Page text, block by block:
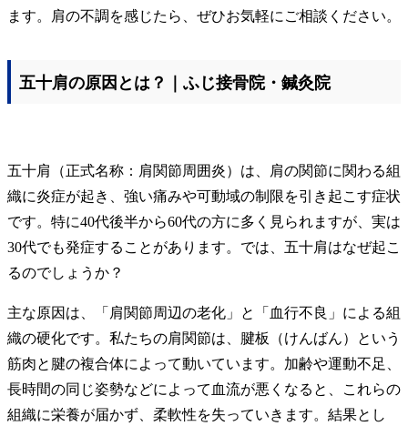
ます。肩の不調を感じたら、ぜひお気軽にご相談ください。
五十肩の原因とは？｜ふじ接骨院・鍼灸院
五十肩（正式名称：肩関節周囲炎）は、肩の関節に関わる組
織に炎症が起き、強い痛みや可動域の制限を引き起こす症状
です。特に40代後半から60代の方に多く見られますが、実は
30代でも発症することがあります。では、五十肩はなぜ起こ
るのでしょうか？
主な原因は、「肩関節周辺の老化」と「血行不良」による組
織の硬化です。私たちの肩関節は、腱板（けんばん）という
筋肉と腱の複合体によって動いています。加齢や運動不足、
長時間の同じ姿勢などによって血流が悪くなると、これらの
組織に栄養が届かず、柔軟性を失っていきます。結果とし